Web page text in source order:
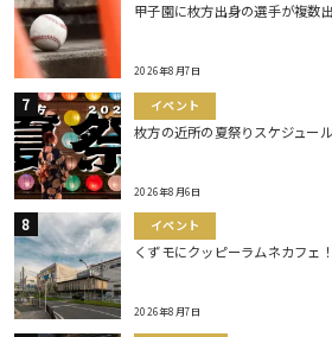
甲子園に枚方出身の選手が複数
2026年8月7日
イベント
枚方の近所の夏祭りスケジュー
2026年8月6日
イベント
くずモにクッピーラムネカフェ
2026年8月7日